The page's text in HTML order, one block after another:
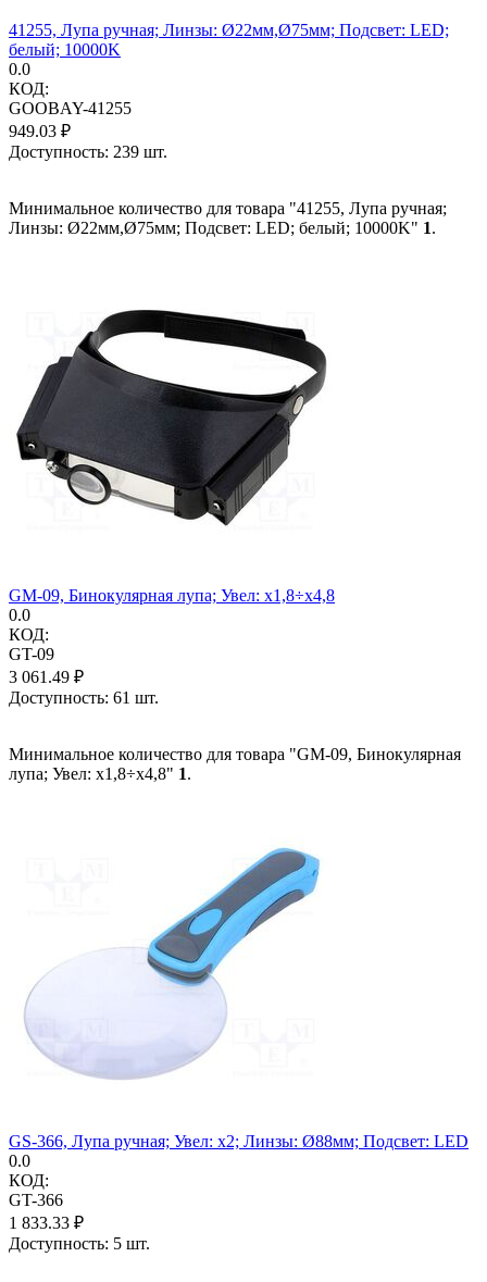
41255, Лупа ручная; Линзы: Ø22мм,Ø75мм; Подсвет: LED;
белый; 10000K
0.0
КОД:
GOOBAY-41255
949.03 ₽
Доступность: 239 шт.
Минимальное количество для товара "41255, Лупа ручная;
Линзы: Ø22мм,Ø75мм; Подсвет: LED; белый; 10000K" 1.
GM-09, Бинокулярная лупа; Увел: x1,8÷x4,8
0.0
КОД:
GT-09
3 061.49 ₽
Доступность: 61 шт.
Минимальное количество для товара "GM-09, Бинокулярная
лупа; Увел: x1,8÷x4,8" 1.
GS-366, Лупа ручная; Увел: x2; Линзы: Ø88мм; Подсвет: LED
0.0
КОД:
GT-366
1 833.33 ₽
Доступность: 5 шт.